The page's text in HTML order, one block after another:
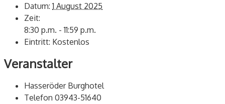
Datum: 1 August 2025
Zeit:
8:30 p.m. - 11:59 p.m.
Eintritt: Kostenlos
Veranstalter
Hasseröder Burghotel
Telefon 03943-51640